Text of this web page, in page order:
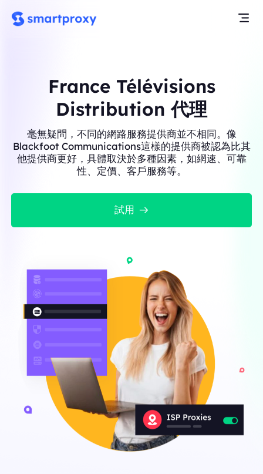
France Télévisions
Distribution 代理
毫無疑問，不同的網路服務提供商並不相同。像
Blackfoot Communications這樣的提供商被認為比其
他提供商更好，具體取決於多種因素，如網速、可靠
性、定價、客戶服務等。
試用